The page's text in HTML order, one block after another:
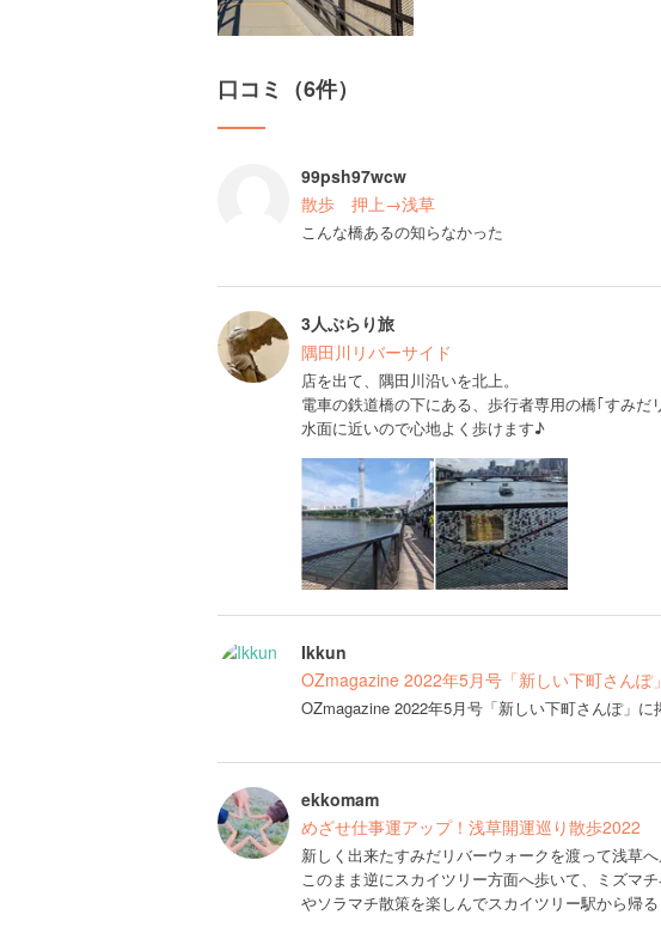
口コミ（6件）
99psh97wcw
散歩 押上→浅草
こんな橋あるの知らなかった
3人ぶらり旅
隅田川リバーサイド
店を出て、隅田川沿いを北上。
電車の鉄道橋の下にある、歩行者専用の橋｢すみだ
水面に近いので心地よく歩けます♪
Ikkun
OZmagazine 2022年5月号「新しい下町さんぽ
OZmagazine 2022年5月号「新しい下町さんぽ」に
ekkomam
めざせ仕事運アップ！浅草開運巡り散歩2022
新しく出来たすみだリバーウォークを渡って浅草へ
このまま逆にスカイツリー方面へ歩いて、ミズマ
やソラマチ散策を楽しんでスカイツリー駅から帰る